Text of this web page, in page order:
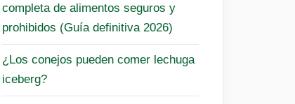
completa de alimentos seguros y
prohibidos (Guía definitiva 2026)
¿Los conejos pueden comer lechuga
iceberg?